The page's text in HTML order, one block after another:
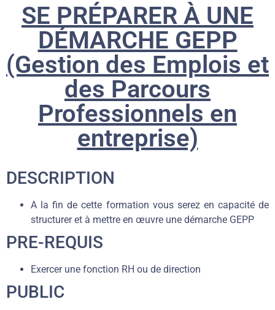
SE PRÉPARER À UNE
DÉMARCHE GEPP
(Gestion des Emplois et
des Parcours
Professionnels en
entreprise)
DESCRIPTION
A la fin de cette formation vous serez en capacité de
structurer et à mettre en œuvre une démarche GEPP
PRE-REQUIS
Exercer une fonction RH ou de direction
PUBLIC